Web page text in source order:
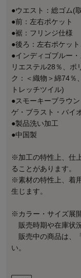
●ウエスト：総ゴム(
●前：左右ポケット
●裾：フリンジ仕様
●後ろ：左右ポケッ
●インディゴブルー
リエステル28％、ポ
ク：＜織物＞綿74％
トレッチツイル)
●スモーキーブラウ
ゲ・ブラスト・バイ
●製品洗い加工
●中国製
※加工の特性上、仕
ることがあります。
※素材の特性上、着
生じます。
※カラー・サイズ展
販売時期や在庫状
販売中の商品は、
い。